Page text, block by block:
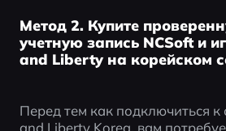
Метод 2. Купите
учетную запись NCSoft и
and Liberty на корейском
Перед тем как подключиться к
and Liberty Korea, вам